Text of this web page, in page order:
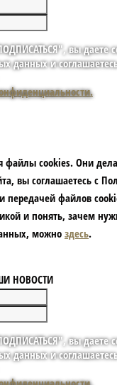
вы даете
данных и
файлы cookies. Они
вы соглашаетесь с
передачей файлов
и понять, зачем
можно здесь.
НОВОСТИ
вы даете
данных и